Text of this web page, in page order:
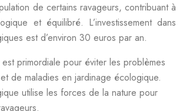
de certains ravageurs, contribuant à
et équilibré. L’investissement dans
est d’environ 30 euros par an.
primordiale pour éviter les problèmes
de maladies en jardinage écologique.
utilise les forces de la nature pour